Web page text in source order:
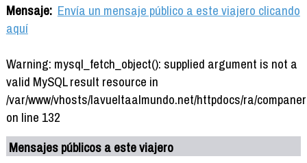
Mensaje: Envía un mensaje público a este viajero clicando
aquí
Warning: mysql_fetch_object(): supplied argument is not a
valid MySQL result resource in
/var/www/vhosts/lavueltaalmundo.net/httpdocs/ra/
on line 132
Mensajes públicos a este viajero